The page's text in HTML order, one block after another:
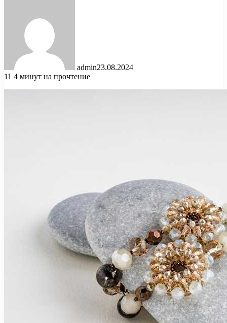
admin23.08.2024
11 4 минут на прочтение